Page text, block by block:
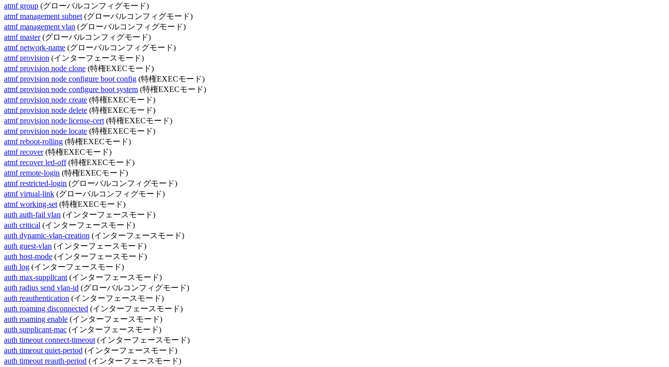
atmf group (グローバルコンフィグモード)
atmf management subnet (グローバルコンフィグモード)
atmf management vlan (グローバルコンフィグモード)
atmf master(グローバルコンフィグモード)
atmf network-name (グローバルコンフィグモード)
atmf provision (インターフェースモード)
atmf provision node clone (特権EXECモード)
atmf provision node configure boot config (特権EXECモード)
atmf provision node configure boot system (特権EXECモード)
atmf provision node create (特権EXECモード)
atmf provision node delete (特権EXECモード)
atmf provision node license-cert (特権EXECモード)
atmf provision node locate (特権EXECモード)
atmf reboot-rolling (特権EXECモード)
atmf recover(特権EXECモード)
atmf recover led-off(特権EXECモード)
atmf remote-login (特権EXECモード)
atmf restricted-login (グローバルコンフィグモード)
atmf virtual-link (グローバルコンフィグモード)
atmf working-set (特権EXECモード)
auth auth-fail vlan (インターフェースモード)
auth critical (インターフェースモード)
auth dynamic-vlan-creation (インターフェースモード)
auth guest-vlan (インターフェースモード)
auth host-mode (インターフェースモード)
auth log (インターフェースモード)
auth max-supplicant (インターフェースモード)
auth radius send vlan-id (グローバルコンフィグモード)
auth reauthentication (インターフェースモード)
auth roaming disconnected (インターフェースモード)
auth roaming enable (インターフェースモード)
auth supplicant-mac (インターフェースモード)
auth timeout connect-timeout (インターフェースモード)
auth timeout quiet-period (インターフェースモード)
auth timeout reauth-period (インターフェースモード)